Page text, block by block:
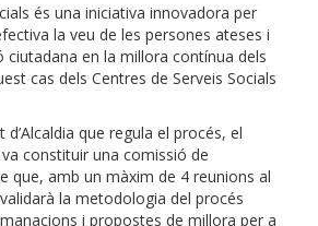
és una iniciativa innovadora per
la veu de les persones ateses i
ciutadana en la millora contínua dels
cas dels Centres de Serveis Socials
d’Alcaldia que regula el procés, el
constituir una comissió de
que, amb un màxim de 4 reunions al
la metodologia del procés
i propostes de millora per a